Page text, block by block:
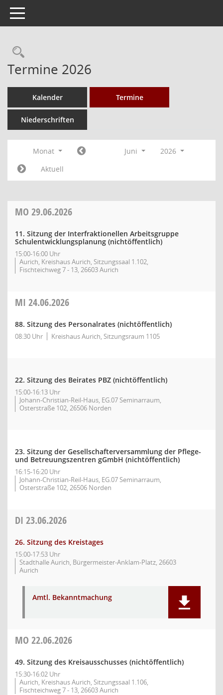
Toggle navigation
Rechercheauswahl
Termine 2026
Kalender Termine
Niederschriften
Monat Juni
2026
Aktuell
MO 29.06.2026
11. Sitzung der Interfraktionellen Arbeitsgruppe
Schulentwicklungsplanung (nichtöffentlich)
15:00-16:00 Uhr
Aurich, Kreishaus Aurich, Sitzungssaal 1.102,
Fischteichweg 7 - 13, 26603 Aurich
MI 24.06.2026
88. Sitzung des Personalrates (nichtöffentlich)
08:30 Uhr Kreishaus Aurich, Sitzungsraum 1105
22. Sitzung des Beirates PBZ (nichtöffentlich)
15:00-16:13 Uhr
Johann-Christian-Reil-Haus, EG.07 Seminarraum,
Osterstraße 102, 26506 Norden
23. Sitzung der Gesellschafterversammlung der Pflege-
und Betreuungszentren gGmbH (nichtöffentlich)
16:15-16:20 Uhr
Johann-Christian-Reil-Haus, EG.07 Seminarraum,
Osterstraße 102, 26506 Norden
DI 23.06.2026
26. Sitzung des Kreistages
15:00-17:53 Uhr
Stadthalle Aurich, Bürgermeister-Anklam-Platz, 26603
Aurich
Amtl. Bekanntmachung
MO 22.06.2026
49. Sitzung des Kreisausschusses (nichtöffentlich)
15:30-16:02 Uhr
Aurich, Kreishaus Aurich, Sitzungssaal 1.106,
Fischteichweg 7 - 13, 26603 Aurich